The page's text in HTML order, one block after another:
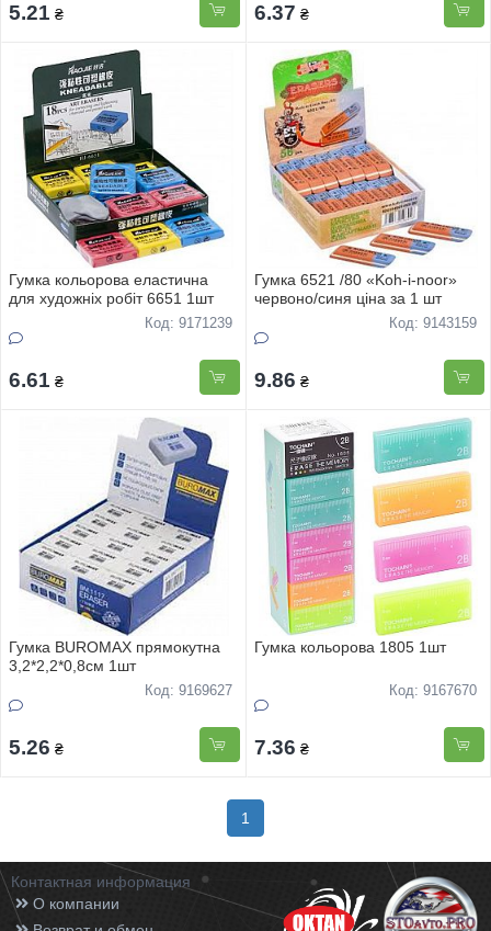
5.21 ₴ 6.37 ₴
Гумка кольорова еластична
для художнiх робiт 6651 1шт
Код: 9171239
6.61 ₴
Гумка 6521 /80 «Koh-i-noor»
червоно/синя ціна за 1 шт
Код: 9143159
9.86 ₴
Гумка BUROMAX прямокутна
3,2*2,2*0,8см 1шт
Код: 9169627
5.26 ₴
Гумка кольорова 1805 1шт
Код: 9167670
7.36 ₴
1
Контактная информация
О компании